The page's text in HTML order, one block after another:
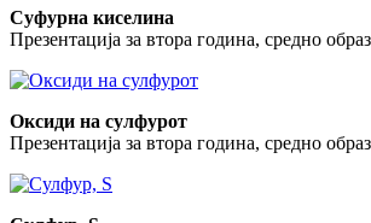
Суфурна киселина
Презентација за втора година, средно
Оксиди на сулфурот
Презентација за втора година, средно